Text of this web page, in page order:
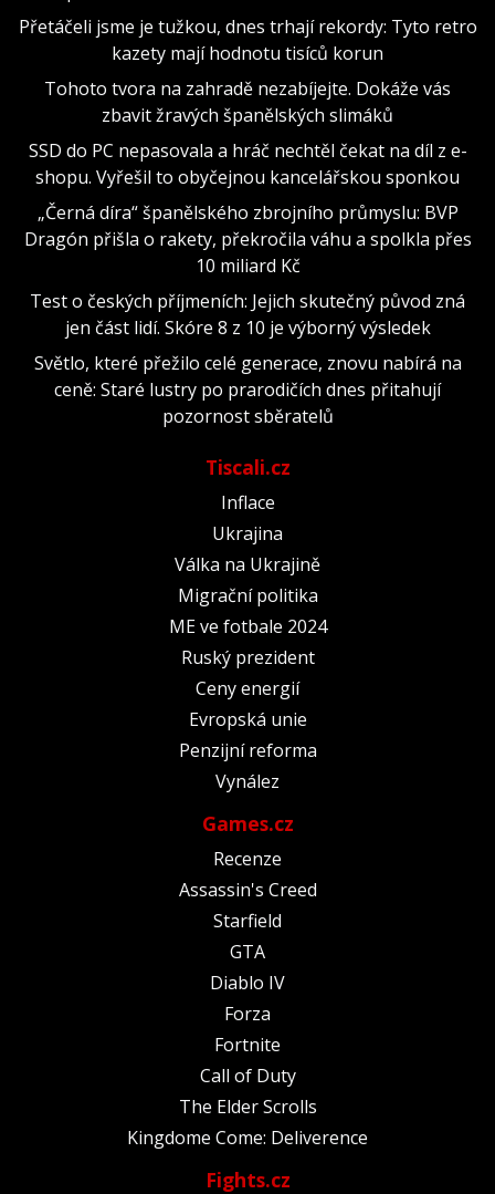
Přetáčeli jsme je tužkou, dnes trhají rekordy: Tyto retro
kazety mají hodnotu tisíců korun
Tohoto tvora na zahradě nezabíjejte. Dokáže vás
zbavit žravých španělských slimáků
SSD do PC nepasovala a hráč nechtěl čekat na díl z e-
shopu. Vyřešil to obyčejnou kancelářskou sponkou
„Černá díra“ španělského zbrojního průmyslu: BVP
Dragón přišla o rakety, překročila váhu a spolkla přes
10 miliard Kč
Test o českých příjmeních: Jejich skutečný původ zná
jen část lidí. Skóre 8 z 10 je výborný výsledek
Světlo, které přežilo celé generace, znovu nabírá na
ceně: Staré lustry po prarodičích dnes přitahují
pozornost sběratelů
Tiscali.cz
Inflace
Ukrajina
Válka na Ukrajině
Migrační politika
ME ve fotbale 2024
Ruský prezident
Ceny energií
Evropská unie
Penzijní reforma
Vynález
Games.cz
Recenze
Assassin's Creed
Starfield
GTA
Diablo IV
Forza
Fortnite
Call of Duty
The Elder Scrolls
Kingdome Come: Deliverence
Fights.cz